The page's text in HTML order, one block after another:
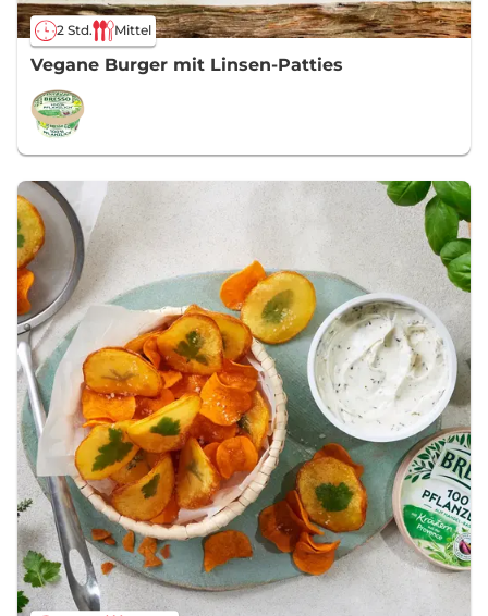
2 Std. Mittel
Vegane Burger mit Linsen-Patties